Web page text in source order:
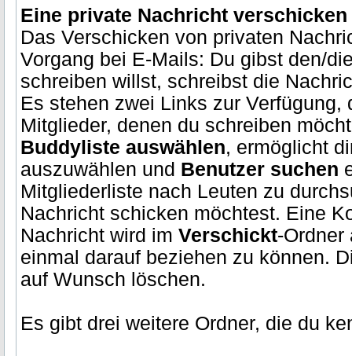
Eine private Nachricht verschicken
Das Verschicken von privaten
Vorgang bei E-Mails: Du gibst den/
schreiben willst, schreibst die
Es stehen zwei Links zur Verfügung,
Mitglieder, denen du schreiben
Buddyliste auswählen, ermöglicht
auszuwählen und Benutzer suchen
Mitgliederliste nach Leuten zu
Nachricht schicken möchtest. Eine
Nachricht wird im Verschickt-Ordner
einmal darauf beziehen zu können.
auf Wunsch löschen.
Es gibt drei weitere Ordner, die du